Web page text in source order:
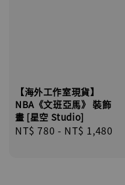
【海外工作室現貨】
NBA《文班亞馬》 裝飾
畫 [星空 Studio]
Regular
NT$ 780 - NT$ 1,480